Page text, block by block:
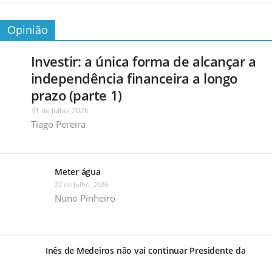
Opinião
Investir: a única forma de alcançar a
independência financeira a longo
prazo (parte 1)
31 de Julho, 2026
Tiago Pereira
Meter água
22 de Julho, 2026
Nuno Pinheiro
Inês de Medeiros não vai continuar Presidente da